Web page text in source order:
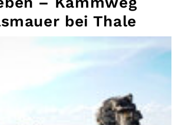
bei Thale